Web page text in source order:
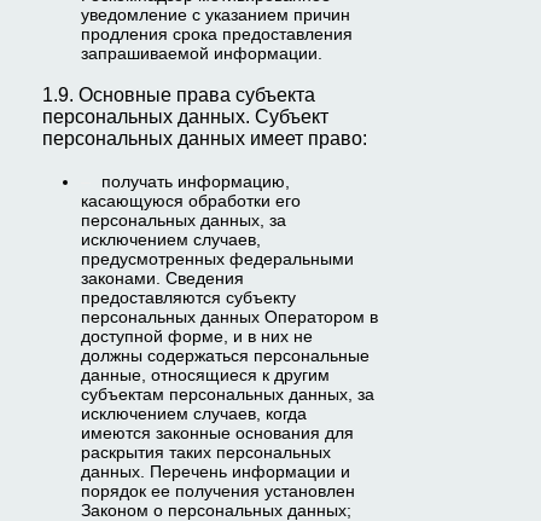
уведомление с указанием причин
продления срока предоставления
запрашиваемой информации.
1.9. Основные права субъекта
персональных данных. Субъект
персональных данных имеет право:
получать информацию,
касающуюся обработки его
персональных данных, за
исключением случаев,
предусмотренных федеральными
законами. Сведения
предоставляются субъекту
персональных данных Оператором в
доступной форме, и в них не
должны содержаться персональные
данные, относящиеся к другим
субъектам персональных данных, за
исключением случаев, когда
имеются законные основания для
раскрытия таких персональных
данных. Перечень информации и
порядок ее получения установлен
Законом о персональных данных;